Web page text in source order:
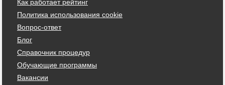
Как работает рейтинг
Политика использования cookie
Вопрос-ответ
Блог
Справочник процедур
Обучающие программы
Вакансии